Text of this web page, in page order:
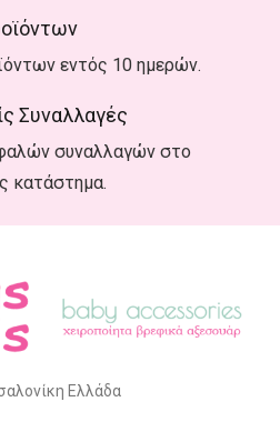
εντός 10 ημερών.
Συναλλαγές
συναλλαγών στο
κατάστημα.
Ελλάδα